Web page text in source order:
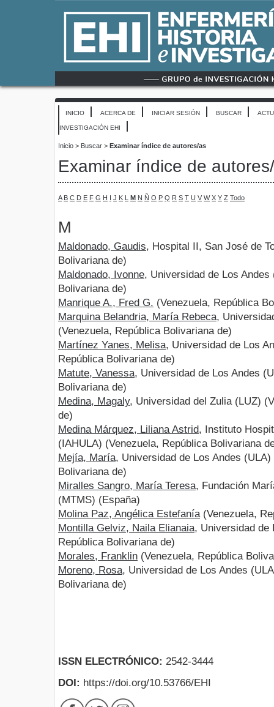
INICIO ACERCA DE INICIAR SESIÓN BUSCAR
INVESTIGACIÓN EHI
Inicio > Buscar > Examinar índice de autores/as
Examinar índice de
A B C D E F G H I J K L M N Ñ O P Q R S T U V W X Y Z Todo
M
Maldonado, Gaudis, Hospital II, San José de
Bolivariana de)
Maldonado, Ivonne, Universidad de Los
Bolivariana de)
Manrique A., Fred G. (Venezuela, República
Marquina Belandria, María Rebeca,
(Venezuela, República Bolivariana de)
Martínez Yanes, Melisa, Universidad de Los
República Bolivariana de)
Matute, Vanessa, Universidad de Los Andes
Bolivariana de)
Medina, Magaly, Universidad del Zulia (LUZ)
de)
Medina Márquez, Liliana Astrid, Instituto
(IAHULA) (Venezuela, República Bolivariana
Mejía, María, Universidad de Los Andes
Bolivariana de)
Miralles Sangro, María Teresa, Fundación
(MTMS) (España)
Molina Paz, Angélica Estefanía(Venezuela,
Montilla Gelviz, Naila Elianaia, Universidad de
República Bolivariana de)
Morales, Franklin (Venezuela, República
Moreno, Rosa, Universidad de Los Andes
Bolivariana de)
ISSN ELECTRÓNICO: 2542-3444
DOI: https://doi.org/10.53766/EHI